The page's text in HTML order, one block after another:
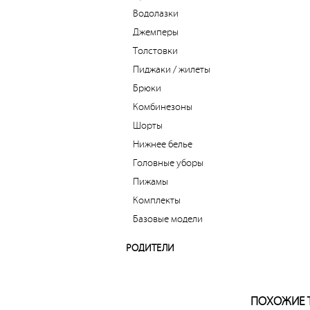
Водолазки
Джемперы
Толстовки
Пиджаки / жилеты
Брюки
Комбинезоны
Шорты
Нижнее белье
Головные уборы
Пижамы
Комплекты
Базовые модели
РОДИТЕЛИ
ПОХОЖИЕ